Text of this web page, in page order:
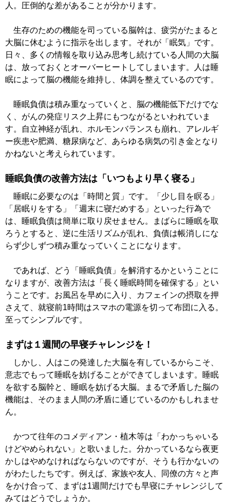
人。圧倒的な差があることが分かります。
生存のための機能を司っている脳幹は、疲労がたまると
大脳に休むように指示を出します。それが「眠気」です。
日々、多くの情報を取り込み思考し続けている人間の大脳
は、放っておくとオーバーヒートしてしまいます。人は睡
眠によって脳の機能を維持し、体調を整えているのです。
睡眠負債は積み重なっていくと、脳の機能低下だけでな
く、がんの発症リスク上昇にもつながるといわれていま
す。自立神経が乱れ、ホルモンバランスも崩れ、アレルギ
ー疾患や肥満、糖尿病など、あらゆる病気の引き金となり
かねないと考えられています。
睡眠負債の改善方法は「いつもより早く寝る」
睡眠に必要なのは「時間と質」です。「少し目を瞑る」
「居眠りをする」「週末に寝だめする」といった行為で
は、睡眠負債は簡単に取り戻せません。まばらに睡眠を取
ろうとすると、逆に生活リズムが乱れ、負債は帳消しにな
らず少しずつ積み重なっていくことになります。
であれば、どう「睡眠負債」を解消するかということに
なりますが、改善方法は「長く睡眠時間を確保する」とい
うことです。お風呂を早めに入り、カフェインの摂取を押
さえて、就寝前1時間はスマホの電源を切って布団に入る。
至ってシンプルです。
まずは１週間の早寝チャレンジを！
しかし、人はこの発達した大脳を有しているからこそ、
意志でもって睡眠を妨げることができてしまいます。睡眠
を欲する脳幹と、睡眠を妨げる大脳。まるで矛盾した脳の
機能は、そのまま人間の矛盾に通じているのかもしれませ
ん。
かつて往年のコメディアン・植木等は「わかっちゃいる
けどやめられない」と歌いました。分かっているなら夜更
かしはやめなければならないのですが、そうも行かないの
がわたしたちです。例えば、家族や友人、同僚の方々と声
をかけ合って、まずは1週間だけでも早寝にチャレンジして
みてはどうでしょうか。